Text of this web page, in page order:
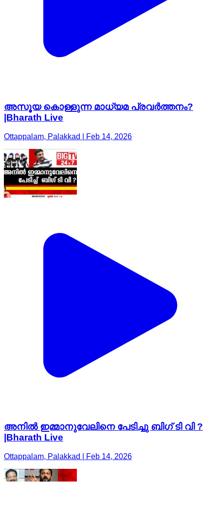
അസൂയ കൊള്ളുന്ന മാധ്യമ പ്രവർത്തനം?
|Bharath Live
Ottappalam, Palakkad | Feb 14, 2026
അനിൽ ഇമ്മാനുവേലിനെ പേടിച്ചു ബിഗ് ടി വി ?
|Bharath Live
Ottappalam, Palakkad | Feb 14, 2026